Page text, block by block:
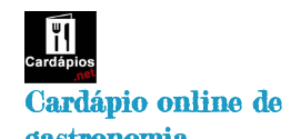
Skip
Cardápio online de